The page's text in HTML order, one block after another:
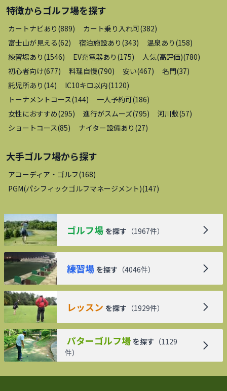
特徴からゴルフ場を探す
カートナビあり (889) カート乗り入れ可(382)
富士山が見える(62) 宿泊施設あり (343) 温泉あり (158)
練習場あり (1546) EV充電器あり (175) 人気(高評価)(780)
初心者向け(677) 料理自慢(790) 安い(467) 名門(37)
託児所あり (14) IC10キロ以内(1120)
トーナメントコース(144) 一人予約可(186)
女性におすすめ(295) 進行がスムーズ(795) 河川敷(57)
ショートコース(85) ナイター設備あり (27)
大手ゴルフ場から探す
アコーディア・ゴルフ(168)
PGM(パシフィックゴルフマネージメント)(147)
ゴルフ場 を探す （1967件）
練習場 を探す （4046件）
レッスン を探す （1929件）
パターゴルフ場 を探す （1129
件）